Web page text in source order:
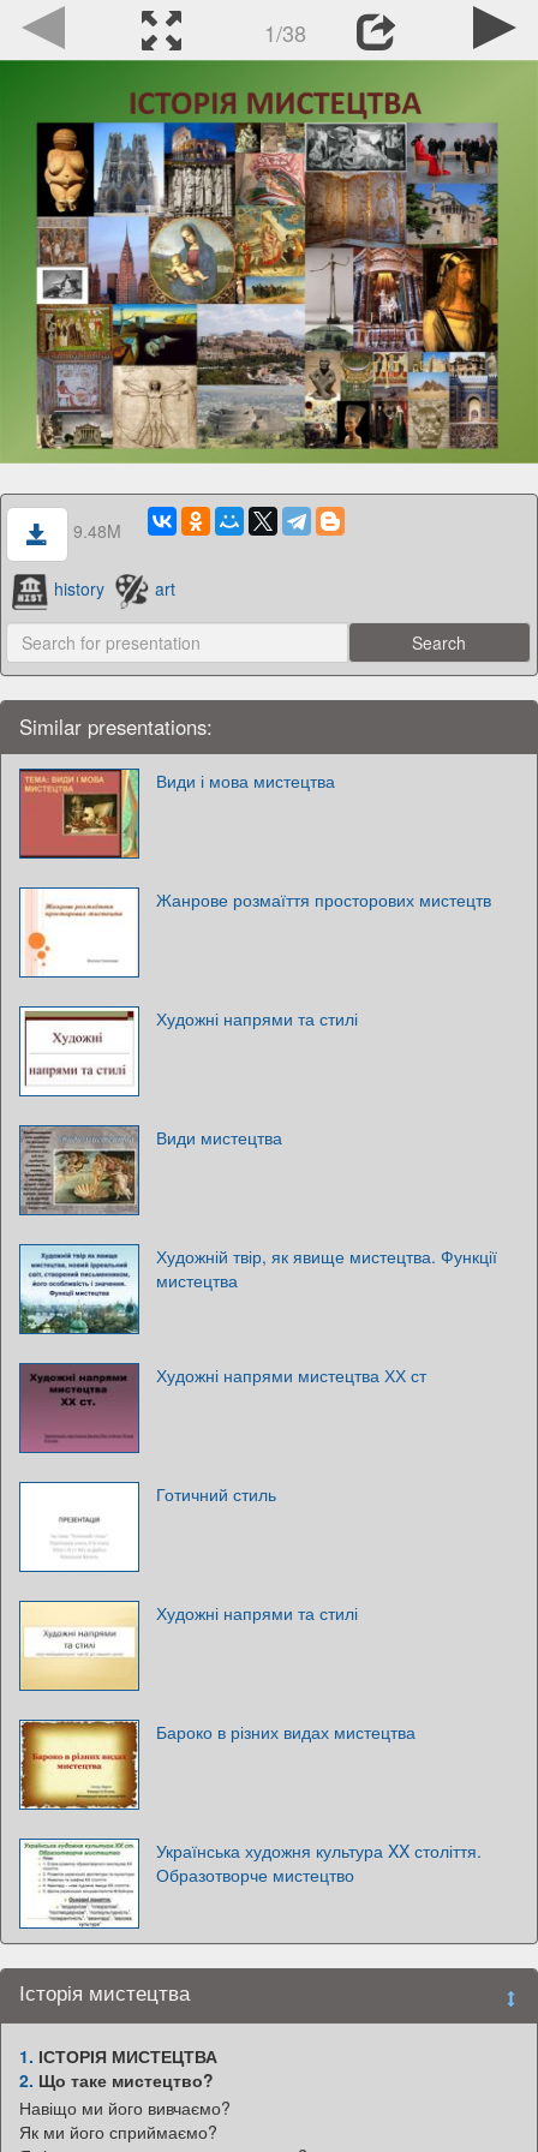
1/38
9.48M
history art
Similar presentations:
Види і мова мистецтва
Жанрове розмаїття просторових мистецтв
Художні напрями та стилі
Види мистецтва
Художній твір, як явище мистецтва. Функції
мистецтва
Художні напрями мистецтва ХХ ст
Готичний стиль
Художні напрями та стилі
Бароко в різних видах мистецтва
Українська художня культура XX століття.
Образотворче мистецтво
Історія мистецтва
1. ІСТОРІЯ МИСТЕЦТВА
2. Що таке мистецтво?
Навіщо ми його вивчаємо?
Як ми його сприймаємо?